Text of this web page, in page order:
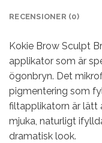
RECENSIONER (0)
Kokie Brow Sculpt
applikator som är
ögonbryn. Det
pigmentering som
filtapplikatorn är lätt
mjuka, naturligt
dramatisk look.